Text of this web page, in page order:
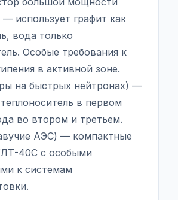
использует графит как
вода только
Особые требования к
в активной зоне.
на быстрых нейтронах) —
в первом
во втором и третьем.
АЭС) — компактные
40С с особыми
к системам